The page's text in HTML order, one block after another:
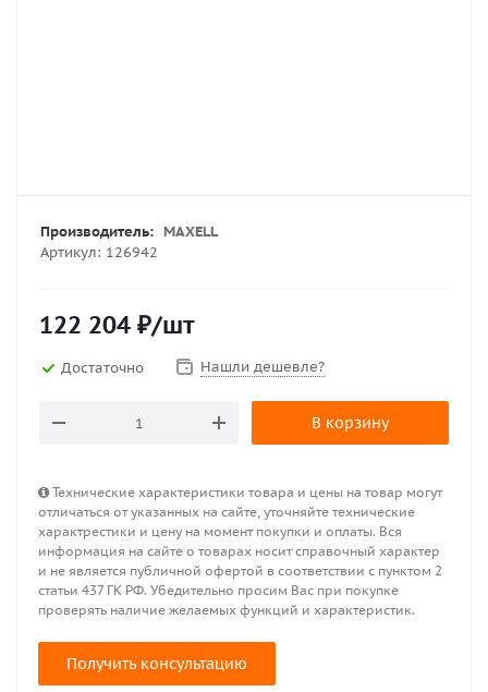
Артикул: 126942
Производитель: MAXELL
122 204 ₽/шт
Достаточно Нашли дешевле?
В корзину
Технические характеристики товара и цены на товар могут
отличаться от указанных на сайте, уточняйте технические
характрестики и цену на момент покупки и оплаты. Вся
информация на сайте о товарах носит справочный характер
и не является публичной офертой в соответствии с пунктом 2
статьи 437 ГК РФ. Убедительно просим Вас при покупке
проверять наличие желаемых функций и характеристик.
Получить консультацию